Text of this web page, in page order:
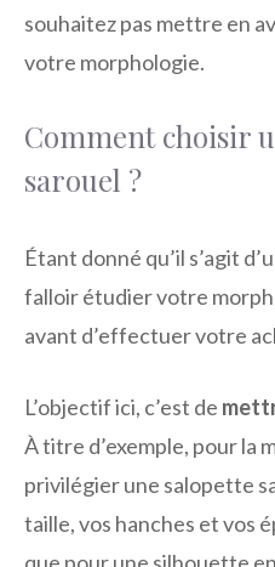
souhaitez pas mettre en
votre morphologie.
Comment choisir
sarouel ?
Étant donné qu’il s’agit
falloir étudier votre
avant d’effectuer votre
L’objectif ici, c’est de
À titre d’exemple, pour la
privilégier une salopette
taille, vos hanches et vos